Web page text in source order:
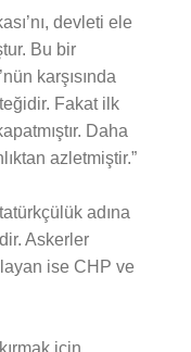
devleti ele
Bu bir
karşısında
Fakat ilk
Daha
azletmiştir.”
adına
Askerler
ise CHP ve
için